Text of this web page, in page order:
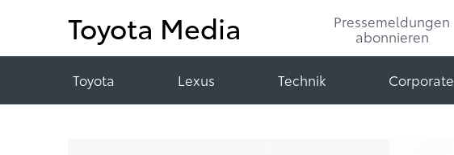
Toyota Media
Pressemeldungen
abonnieren
Toyota Lexus Technik Corporate